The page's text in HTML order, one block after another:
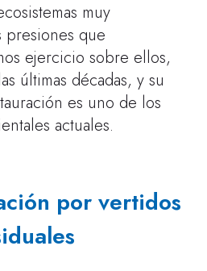
muy
presiones que
ejercicio sobre ellos,
últimas décadas, y su
es uno de los
actuales.
por vertidos